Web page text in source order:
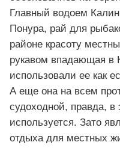
Главный водоем
Понура, рай для
районе красоту
рукавом впадающая в
использовали ее как
А еще она на всем
судоходной, правда, в
используется. Зато
отдыха для местных